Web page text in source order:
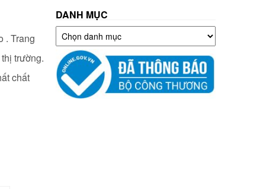
. Trang
trường.
chất
DANH MỤC
Danh
mục